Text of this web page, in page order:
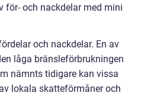
för- och nackdelar med mini
och nackdelar. En av
låga bränsleförbrukningen
nämnts tidigare kan vissa
lokala skatteförmåner och